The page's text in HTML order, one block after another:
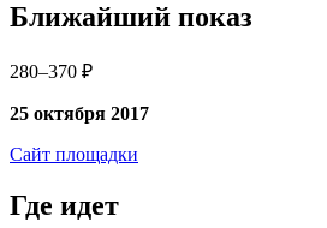
Ближайший показ
280–370 ₽
25 октября 2017
Сайт площадки
Где идет